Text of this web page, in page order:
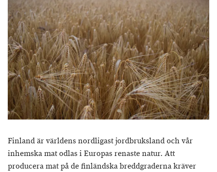
Finland är världens nordligast jordbruksland och vår
inhemska mat odlas i Europas renaste natur. Att
producera mat på de finländska breddgraderna kräver